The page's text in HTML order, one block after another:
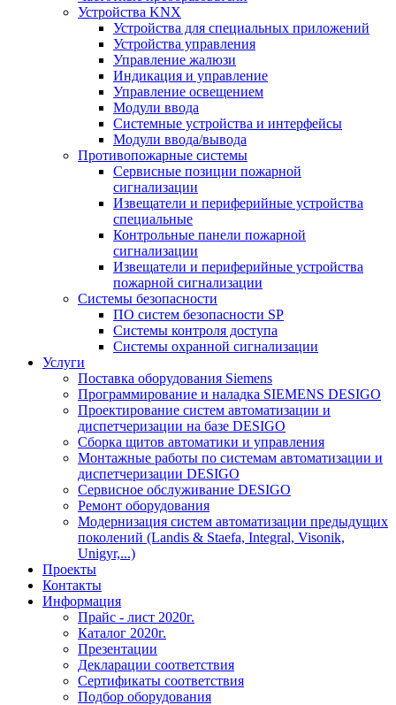
Устройства KNX
Устройства для специальных приложений
Устройства управления
Управление жалюзи
Индикация и управление
Управление освещением
Модули ввода
Системные устройства и интерфейсы
Модули ввода/вывода
Противопожарные системы
Сервисные позиции пожарной
сигнализации
Извещатели и периферийные устройства
специальные
Контрольные панели пожарной
сигнализации
Извещатели и периферийные устройства
пожарной сигнализации
Системы безопасности
ПО систем безопасности SP
Системы контроля доступа
Системы охранной сигнализации
Услуги
Поставка оборудования Siemens
Программирование и наладка SIEMENS DESIGO
Проектирование систем автоматизации и
диспетчеризации на базе DESIGO
Сборка щитов автоматики и управления
Монтажные работы по системам автоматизации и
диспетчеризации DESIGO
Сервисное обслуживание DESIGO
Ремонт оборудования
Модернизация систем автоматизации предыдущих
поколений (Landis & Staefa, Integral, Visonik,
Unigyr,...)
Проекты
Контакты
Информация
Прайс - лист 2020г.
Каталог 2020г.
Презентации
Декларации соответствия
Сертификаты соответствия
Подбор оборудования